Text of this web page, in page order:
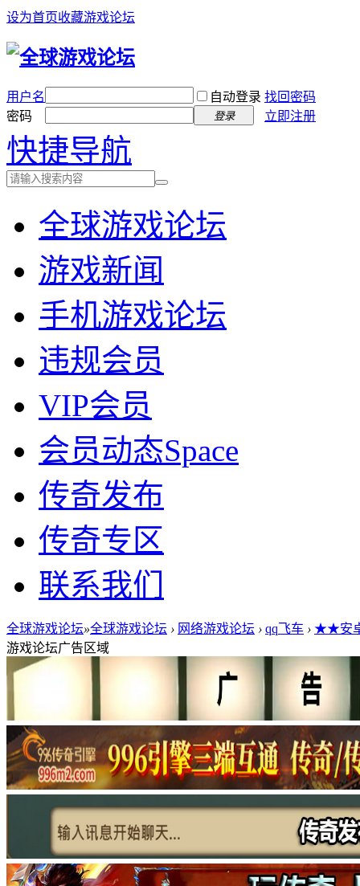
设为首页收藏游戏论坛
用户名 自动登录 找回密码
密码
登录 立即注册
快捷导航
全球游戏论坛
游戏新闻
手机游戏论坛
违规会员
VIP会员
会员动态Space
传奇发布
传奇专区
联系我们
全球游戏论坛»全球游戏论坛 › 网络游戏论坛 › qq飞车 › ★★安
游戏论坛广告区域